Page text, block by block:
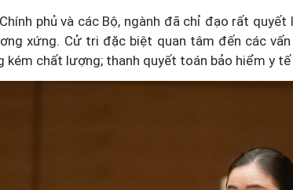
phủ và các Bộ, ngành đã chỉ đạo rất
xứng. Cử tri đặc biệt quan tâm đến các
kém chất lượng; thanh quyết toán bảo hiểm y